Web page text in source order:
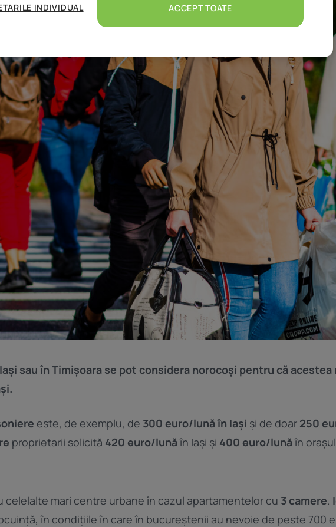
sau în Timișoara se pot considera norocoși pentru că acestea
este, de exemplu, de 300 euro/lună în Iași și de doar 250
proprietarii solicită 420 euro/lunăîn Iași și 400 euro/lunăîn
celelalte mari centre urbane în cazul apartamentelor cu 3 camere.
în condițiile în care în bucureștenii au nevoie de peste 700
INDIVIDUAL ACCEPT TOATE